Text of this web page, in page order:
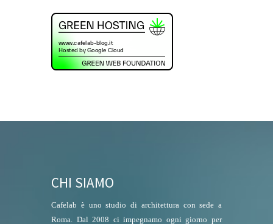
CHI SIAMO
Cafelab è uno studio di architettura con sede a
Roma. Dal 2008 ci impegnamo ogni giorno per